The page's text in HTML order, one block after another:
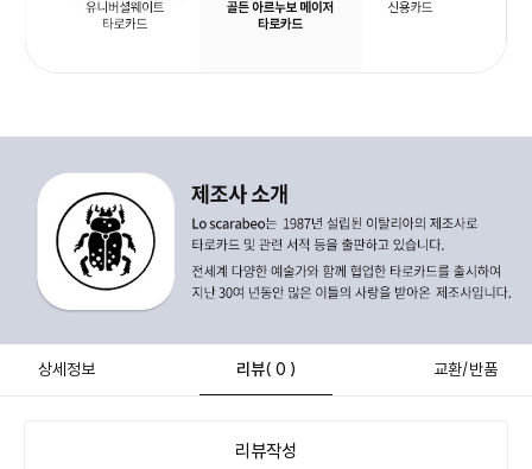
상세정보 리뷰( 0 ) 교환/반품
리뷰작성